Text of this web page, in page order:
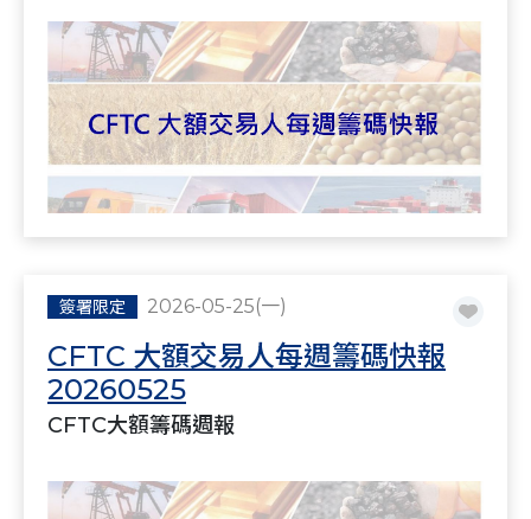
簽署限定 2026-05-25(一)
CFTC 大額交易人每週籌碼快報
20260525
CFTC大額籌碼週報